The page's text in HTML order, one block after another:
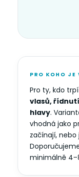
PRO KOHO JE
Pro ty, kdo trpí
vlasů,
hlavy.
vhodná jako
začínají,
minimálně